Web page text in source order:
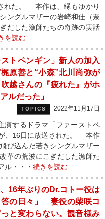
れた。 本作は、縁もゆかり
ングルマザーの岩崎和佳（奈
だした漁師たちの奇跡の実話
を読む
ストペンギン」新人の加入
原善と“小森”北川尚弥が
越さんの『疲れた』がホ
ルだった」
TOPICS 2022年11月17日
演するドラマ「ファーストペ
、16日に放送された。 本作
び込んだ若きシングルマザー
革の荒波にこぎだした漁師た
ル・・・ 続きを読む
16年ぶりのDr.コトー役は
答の日々」 妻役の柴咲コ
と変わらない。観音様み